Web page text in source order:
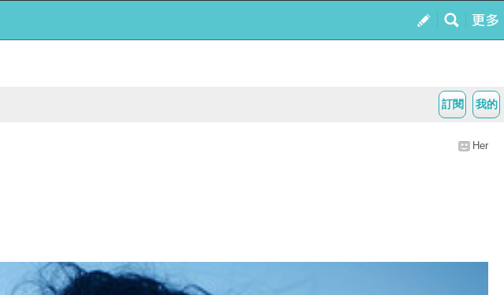
我的
訂閱
Her